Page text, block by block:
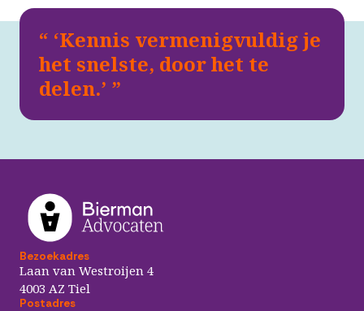
‘Kennis vermenigvuldig je
het snelste, door het te
delen.’
Bezoekadres
Laan van Westroijen 4
4003 AZ Tiel
Postadres